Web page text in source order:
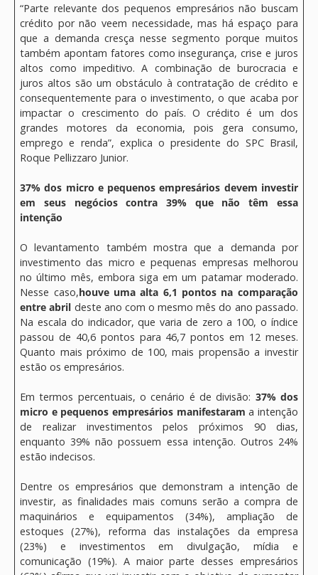
“Parte relevante dos pequenos empresários não buscam
crédito por não veem necessidade, mas há espaço para
que a demanda cresça nesse segmento porque muitos
também apontam fatores como insegurança, crise e juros
altos como impeditivo. A combinação de burocracia e
juros altos são um obstáculo à contratação de crédito e
consequentemente para o investimento, o que acaba por
impactar o crescimento do país. O crédito é um dos
grandes motores da economia, pois gera consumo,
emprego e renda”, explica o presidente do SPC Brasil,
Roque Pellizzaro Junior.
37% dos micro e pequenos empresários devem investir
em seus negócios contra 39% que não têm essa
intenção
O levantamento também mostra que a demanda por
investimento das micro e pequenas empresas melhorou
no último mês, embora siga em um patamar moderado.
Nesse caso,houve uma alta 6,1 pontos na comparação
entre abril deste ano com o mesmo mês do ano passado.
Na escala do indicador, que varia de zero a 100, o índice
passou de 40,6 pontos para 46,7 pontos em 12 meses.
Quanto mais próximo de 100, mais propensão a investir
estão os empresários.
Em termos percentuais, o cenário é de divisão: 37% dos
micro e pequenos empresários manifestaram a intenção
de realizar investimentos pelos próximos 90 dias,
enquanto 39% não possuem essa intenção. Outros 24%
estão indecisos.
Dentre os empresários que demonstram a intenção de
investir, as finalidades mais comuns serão a compra de
maquinários e equipamentos (34%), ampliação de
estoques (27%), reforma das instalações da empresa
(23%) e investimentos em divulgação, mídia e
comunicação (19%). A maior parte desses empresários